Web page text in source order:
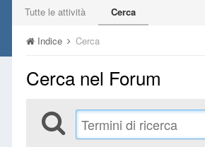
Tutte le attività Cerca
Indice Cerca
Cerca nel Forum